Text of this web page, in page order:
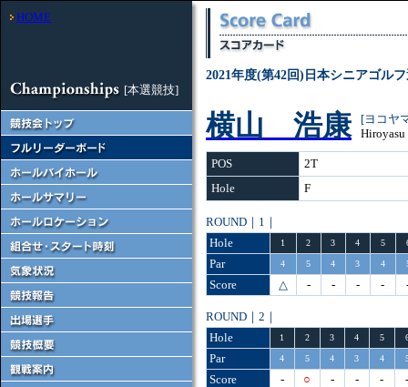
HOME
[本選競技]
2021年度(第42回)日本シニアゴル
横山 浩康
[ヨコヤ
Hiroyasu
POS
2T
Hole
F
ROUND｜1｜
Hole
1 2 3 4 5
Par 4 5 4 3 4
Score △ - - - -
ROUND｜2｜
Hole
1 2 3 4 5
Par 4 5 4 3 4
Score - ○ - - -